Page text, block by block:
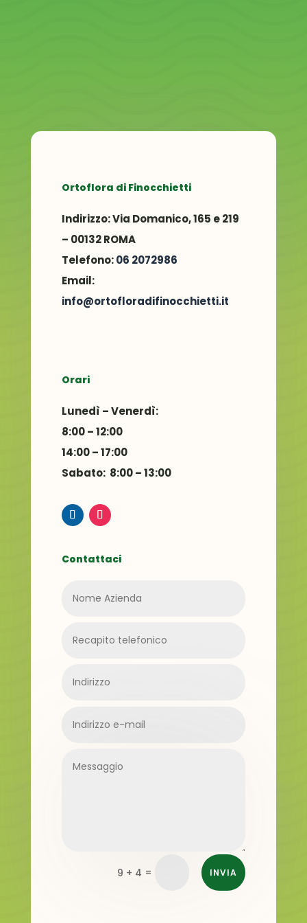
Ortoflora di Finocchietti
Indirizzo:Via Domanico, 165 e 219
– 00132 ROMA
Telefono: 06 2072986
Email:
info@ortofloradifinocchietti.it
Orari
Lunedì – Venerdì:
8:00 – 12:00
14:00 – 17:00
Sabato: 8:00 – 13:00
Contattaci
9 + 4 = INVIA